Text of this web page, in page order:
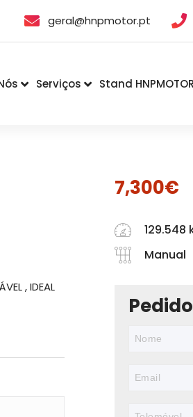
geral@hnpmotor.pt
Serviços Stand HNPMOTOR
, IDEAL
7,300€
129.548
Manual